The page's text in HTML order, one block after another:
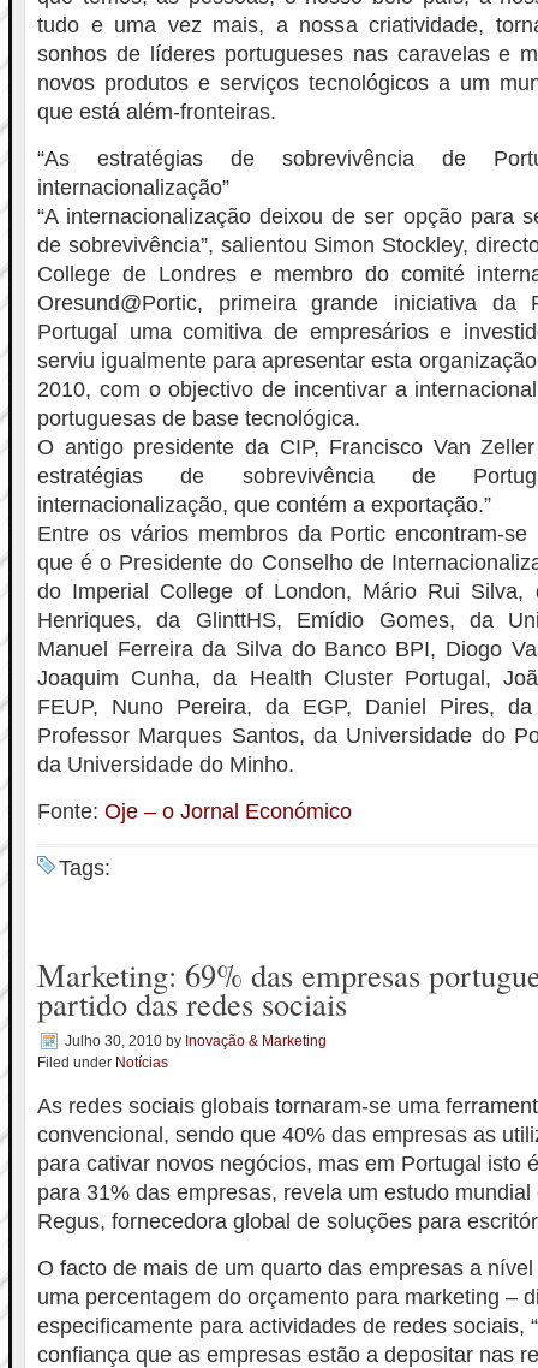
tudo e uma vez mais, a nossa criatividade,
sonhos de líderes portugueses nas caravelas e
novos produtos e serviços tecnológicos a um
que está além-fronteiras.
“As estratégias de sobrevivência de
internacionalização”
“A internacionalização deixou de ser opção para
de sobrevivência”, salientou Simon Stockley,
College de Londres e membro do comité
Oresund@Portic, primeira grande iniciativa
Portugal uma comitiva de empresários e
serviu igualmente para apresentar esta
2010, com o objectivo de incentivar a
portuguesas de base tecnológica.
O antigo presidente da CIP, Francisco Van
estratégias de sobrevivência de
internacionalização, que contém a exportação.”
Entre os vários membros da Portic encontram-se
que é o Presidente do Conselho de
do Imperial College of London, Mário Rui Silva,
Henriques, da GlinttHS, Emídio Gomes, da
Manuel Ferreira da Silva do Banco BPI, Diogo
Joaquim Cunha, da Health Cluster Portugal,
FEUP, Nuno Pereira, da EGP, Daniel Pires,
Professor Marques Santos, da Universidade do
da Universidade do Minho.
Fonte: Oje – o Jornal Económico
Tags:
Marketing: 69% das empresas
partido das redes sociais
Julho 30, 2010 by Inovação & Marketing
Filed under Notícias
As redes sociais globais tornaram-se uma
convencional, sendo que 40% das empresas as
para cativar novos negócios, mas em Portugal isto
para 31% das empresas, revela um estudo
Regus, fornecedora global de soluções para
O facto de mais de um quarto das empresas a
uma percentagem do orçamento para marketing –
especificamente para actividades de redes sociais,
confiança que as empresas estão a depositar nas